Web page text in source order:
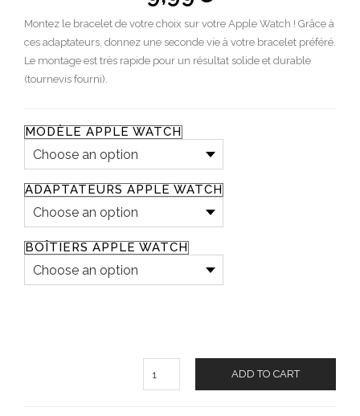
Montez le bracelet de votre choix sur votre Apple Watch ! Grâce à
ces adaptateurs, donnez une seconde vie à votre bracelet préféré.
Le montage est très rapide pour un résultat solide et durable
(tournevis fourni).
MODÈLE APPLE WATCH
ADAPTATEURS APPLE WATCH
BOÎTIERS APPLE WATCH
ADD TO CART